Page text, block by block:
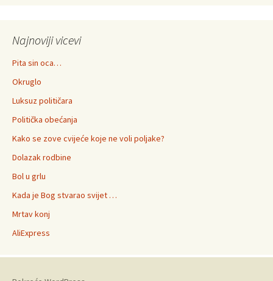
Najnoviji vicevi
Pita sin oca…
Okruglo
Luksuz političara
Politička obećanja
Kako se zove cvijeće koje ne voli poljake?
Dolazak rodbine
Bol u grlu
Kada je Bog stvarao svijet …
Mrtav konj
AliExpress